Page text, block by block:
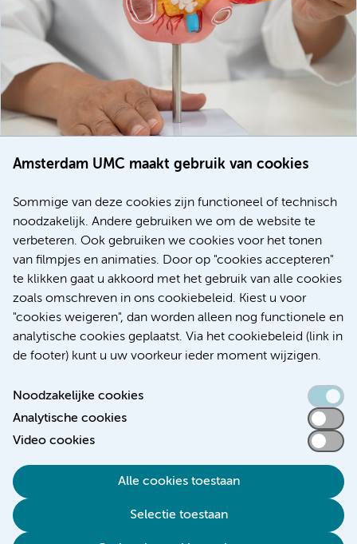
Amsterdam UMC maakt gebruik van cookies
Sommige van deze cookies zijn functioneel of technisch
noodzakelijk. Andere gebruiken we om de website te
verbeteren. Ook gebruiken we cookies voor het tonen
van filmpjes en animaties. Door op "cookies accepteren"
te klikken gaat u akkoord met het gebruik van alle cookies
zoals omschreven in ons cookiebeleid. Kiest u voor
"cookies weigeren", dan worden alleen nog functionele en
analytische cookies geplaatst. Via het cookiebeleid (link in
de footer) kunt u uw voorkeur ieder moment wijzigen.
Noodzakelijke cookies
Analytische cookies
Video cookies
Alle cookies toestaan
Selectie toestaan
voor patiënten met alvleesklierkanker verbeteren
Meer
Toegankelijkheidsverklaring
Algemene privacyverklaring